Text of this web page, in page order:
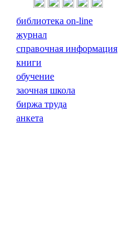
библиотека on-line
журнал
справочная информация
книги
обучение
заочная школа
биржа труда
анкета